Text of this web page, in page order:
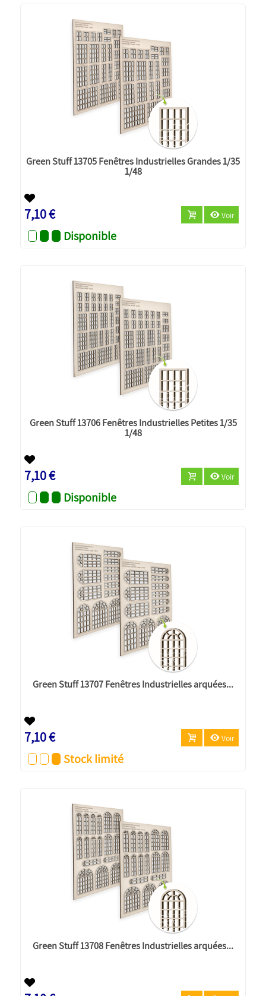
Green Stuff 13705 Fenêtres Industrielles Grandes 1/35
1/48
7,10 € Voir
Disponible
Green Stuff 13706 Fenêtres Industrielles Petites 1/35
1/48
7,10 € Voir
Disponible
Green Stuff 13707 Fenêtres Industrielles arquées...
7,10 € Voir
Stock limité
Green Stuff 13708 Fenêtres Industrielles arquées...